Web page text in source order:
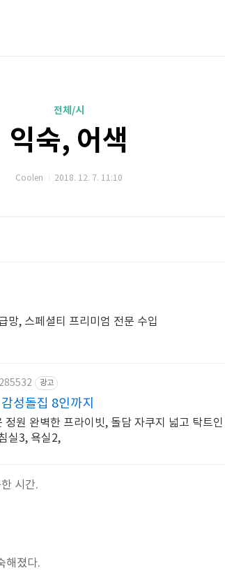
전체/시
익숙, 어색
Coolen 2018. 12. 7. 11:10
망, 스페셜티 프리미엄 전문 수입
광고
성돌집 8인까지
원 완벽한 프라이빗, 돌담 자쿠지 넓고 탁트
실3, 욕실2,
시간.
해졌다.